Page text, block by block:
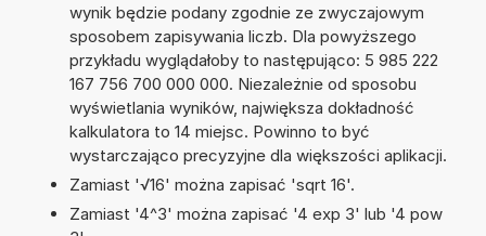
wynik będzie podany zgodnie ze zwyczajowym
sposobem zapisywania liczb. Dla powyższego
przykładu wyglądałoby to następująco: 5 985 222
167 756 700 000 000. Niezależnie od sposobu
wyświetlania wyników, największa dokładność
kalkulatora to 14 miejsc. Powinno to być
wystarczająco precyzyjne dla większości aplikacji.
Zamiast '√16' można zapisać 'sqrt 16'.
Zamiast '4^3' można zapisać '4 exp 3' lub '4 pow